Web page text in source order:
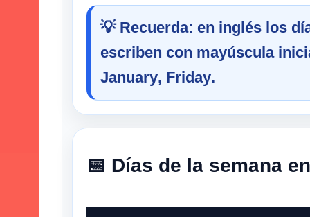
💡 Recuerda: en inglés los
escriben con mayúscula
January, Friday.
📅 Días de la semana